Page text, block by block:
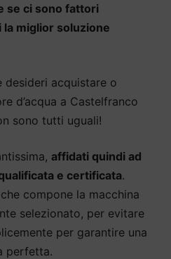
se ci sono fattori
miglior soluzione
desideri acquistare o
d’acqua a Castelfranco
sono tutti uguali!
affidati quindi ad
e certificata.
compone la macchina
selezionato, per evitare
per garantire una
perfetta.